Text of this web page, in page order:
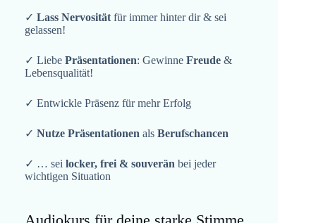
✓ Lass Nervosität für immer hinter dir & sei
gelassen!
✓ Liebe Präsentationen: Gewinne Freude &
Lebensqualität!
✓ Entwickle Präsenz für mehr Erfolg
✓ Nutze Präsentationen als Berufschancen
✓ … sei locker, frei & souverän bei jeder
wichtigen Situation